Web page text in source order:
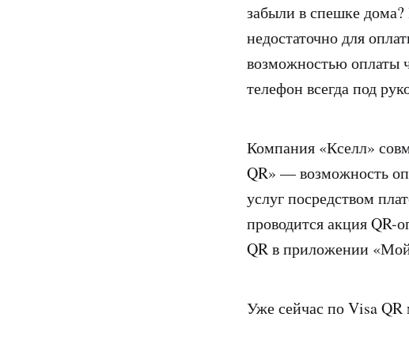
забыли в спешке
недостаточно для
возможностью оплаты
телефон всегда под
Компания «Кселл»
QR» — возможность
услуг посредством
проводится акция
QR в приложении
Уже сейчас по Visa